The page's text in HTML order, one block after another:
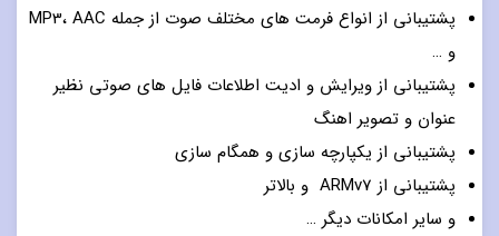
پشتیبانی از انواع فرمت های مختلف صوت از جمله MP3، AAC
و …
پشتیبانی از ویرایش و ادیت اطلاعات فایل های صوتی نظیر
عنوان و تصویر اهنگ
پشتیبانی از یکپارچه سازی و همگام سازی
پشتیبانی از ARMv7 و بالاتر
و سایر امکانات دیگر …